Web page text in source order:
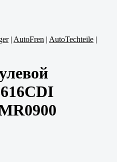
| AutoFren | AutoTechteile |